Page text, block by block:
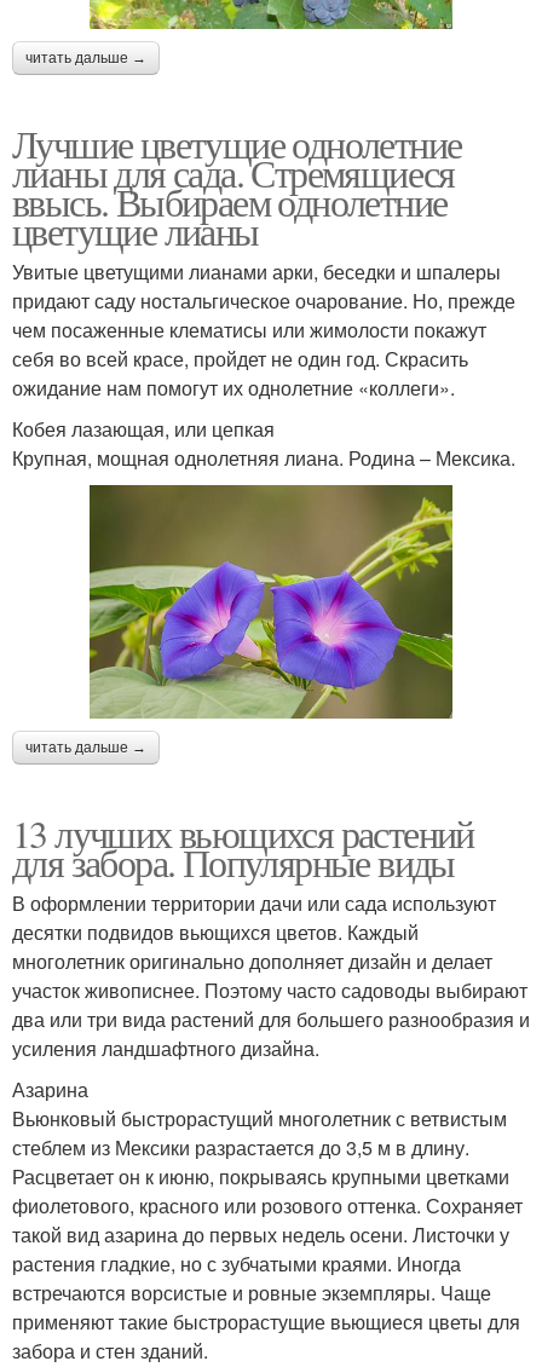
читать дальше →
Лучшие цветущие однолетние
лианы для сада. Стремящиеся
ввысь. Выбираем однолетние
цветущие лианы
Увитые цветущими лианами арки, беседки и шпалеры
придают саду ностальгическое очарование. Но, прежде
чем посаженные клематисы или жимолости покажут
себя во всей красе, пройдет не один год. Скрасить
ожидание нам помогут их однолетние «коллеги».
Кобея лазающая, или цепкая
Крупная, мощная однолетняя лиана. Родина – Мексика.
читать дальше →
13 лучших вьющихся растений
для забора. Популярные виды
В оформлении территории дачи или сада используют
десятки подвидов вьющихся цветов. Каждый
многолетник оригинально дополняет дизайн и делает
участок живописнее. Поэтому часто садоводы выбирают
два или три вида растений для большего разнообразия и
усиления ландшафтного дизайна.
Азарина
Вьюнковый быстрорастущий многолетник с ветвистым
стеблем из Мексики разрастается до 3,5 м в длину.
Расцветает он к июню, покрываясь крупными цветками
фиолетового, красного или розового оттенка. Сохраняет
такой вид азарина до первых недель осени. Листочки у
растения гладкие, но с зубчатыми краями. Иногда
встречаются ворсистые и ровные экземпляры. Чаще
применяют такие быстрорастущие вьющиеся цветы для
забора и стен зданий.